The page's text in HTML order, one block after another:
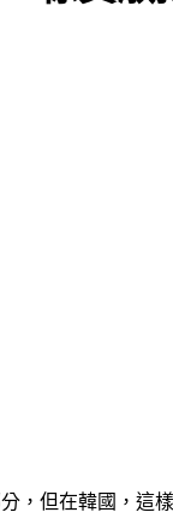
，但在韓國，